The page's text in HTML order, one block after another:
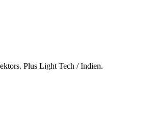
Plus Light Tech / Indien.